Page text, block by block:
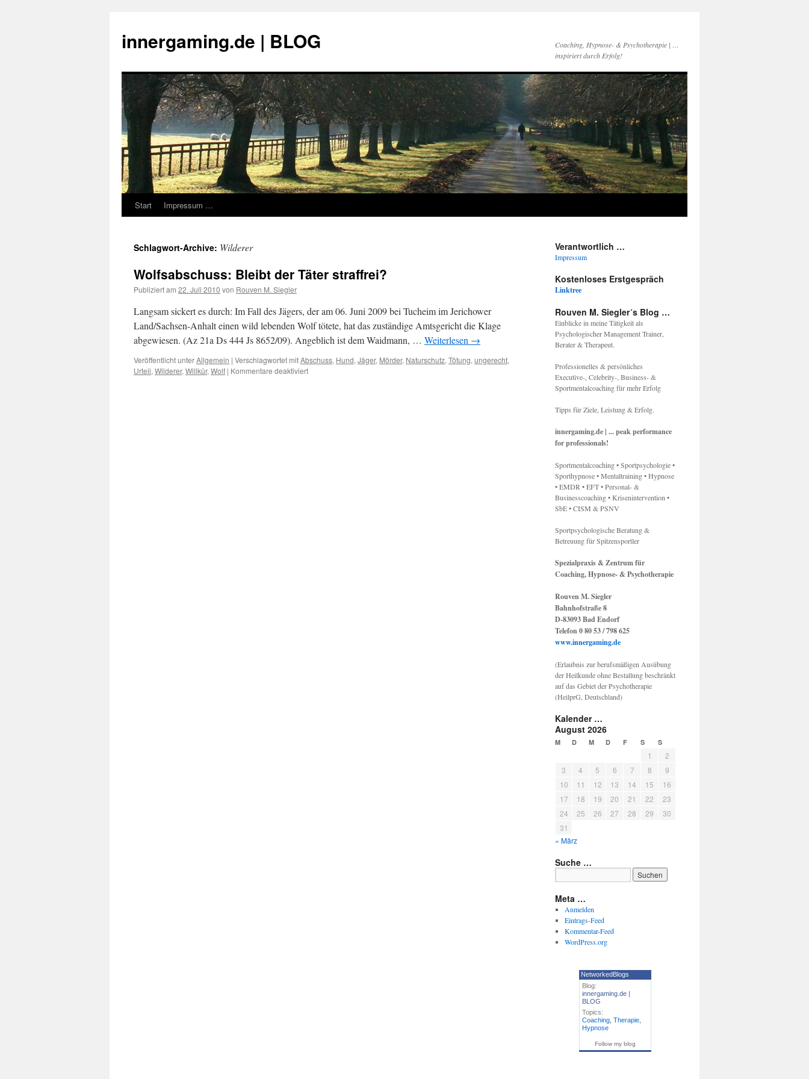
innergaming.de | BLOG
Coaching, Hypnose- & Psychotherapie | …
inspiriert durch Erfolg!
Zum
springen
Start Impressum …
Schlagwort-Archive: Wilderer
Wolfsabschuss: Bleibt der Täter straffrei?
Publiziert am 22. Juli 2010 von Rouven M. Siegler
Langsam sickert es durch: Im Fall des Jägers, der am 06. Juni 2009 bei Tucheim im Jerichower
Land/Sachsen-Anhalt einen wild lebenden Wolf tötete, hat das zuständige Amtsgericht die Klage
abgewiesen. (Az 21a Ds 444 Js 8652/09). Angeblich ist dem Waidmann, … Weiterlesen →
Veröffentlicht unterAllgemein | Verschlagwortet mitAbschuss, Hund, Jäger, Mörder, Naturschutz, Tötung, ungerecht,
Urteil, Wilderer, Willkür, Wolf | Kommentare deaktiviertfür
Verantwortlich …
Impressum
Kostenloses Erstgespräch
Linktree
Rouven M. Siegler´s Blog …
Einblicke in meine Tätigkeit als
Psychologischer Management Trainer,
Berater & Therapeut.
Professionelles & persönliches
Executive-, Celebrity-, Business- &
Sportmentalcoaching für mehr Erfolg
Tipps für Ziele, Leistung & Erfolg.
innergaming.de | ... peak performance
for professionals!
Sportmentalcoaching • Sportpsychologie •
Sporthypnose • Mentaltraining • Hypnose
• EMDR • EFT • Personal- &
Businesscoaching • Krisenintervention •
SbE • CISM & PSNV
Sportpsychologische Beratung &
Betreuung für Spitzensportler
Spezialpraxis & Zentrum für
Coaching, Hypnose- & Psychotherapie
Rouven M. Siegler
Bahnhofstraße 8
D-83093 Bad Endorf
Telefon 0 80 53 / 798 625
www.innergaming.de
(Erlaubnis zur berufsmäßigen Ausübung
der Heilkunde ohne Bestallung beschränkt
auf das Gebiet der Psychotherapie
(HeilprG, Deutschland)
Kalender …
August 2026
M D M D F S S
1
2
3
4 5 6 7 8
9
10
11 12 13 14 15
16
17
18 19 20 21 22
23
24
25 26 27 28 29
30
31
« März
Suche …
Meta …
Anmelden
Eintrags-Feed
Kommentar-Feed
WordPress.org
NetworkedBlogs
Blog:
innergaming.de |
BLOG
Topics:
Coaching Therapie
Hypnose
Follow my blog